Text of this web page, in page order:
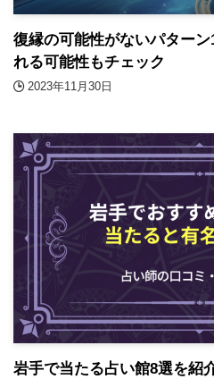
復縁の可能性がないパター
れる可能性もチェック
2023年11月30日
岩手で当たる占い館8選を紹